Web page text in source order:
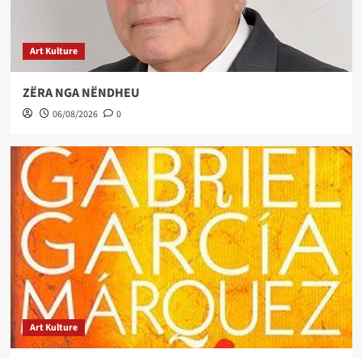
Art Kulture
ZËRA NGA NËNDHEU
06/08/2026 0
Art Kulture